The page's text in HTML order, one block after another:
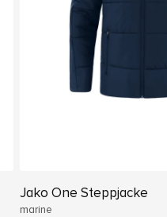
Jako One Steppjacke
marine